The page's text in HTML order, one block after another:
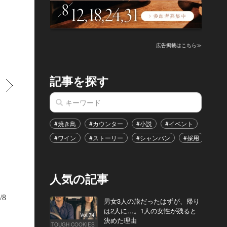
8
広告掲載はこちら≫
記事を探す
#焼き鳥 #カウンター #小説 #イベント
#ワイン
#ストーリー #シャンパン #採用
人気の記事
Vol.74
TOUGH COOKIES
男女3人の旅だったはずが、帰り
は2人に…。1人の女性が残ると
決めた理由